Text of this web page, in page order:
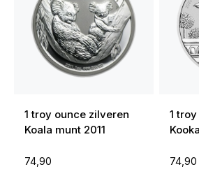
1 troy ounce zilveren
Koala munt 2011
74,90
1
74,90